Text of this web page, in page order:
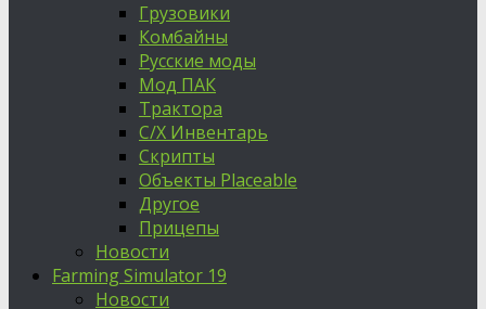
Грузовики
Комбайны
Русские моды
Мод ПАК
Трактора
С/Х Инвентарь
Скрипты
Объекты Placeable
Другое
Прицепы
Новости
Farming Simulator 19
Новости